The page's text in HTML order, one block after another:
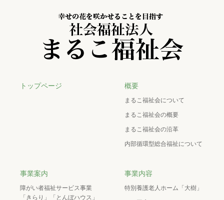
トップページ 概要
まるこ福祉会について
まるこ福祉会の概要
まるこ福祉会の沿革
内部循環型総合福祉について
事業案内
障がい者福祉サービス事業
「きらり」「とんぼハウス」
事業内容
特別養護老人ホーム「大樹」